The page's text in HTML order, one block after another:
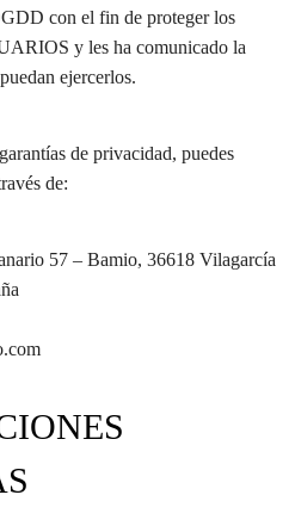
con el fin de proteger los
y les ha comunicado la
ejercerlos.
de privacidad, puedes
de:
57 – Bamio, 36618 Vilagarcía